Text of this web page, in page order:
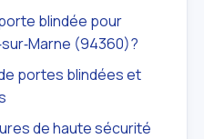
blindée pour
(94360)?
portes blindées et
de haute sécurité